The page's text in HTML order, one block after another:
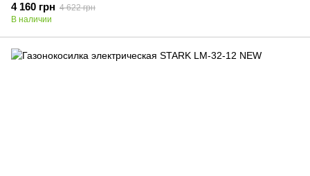
4 160 грн 4 622 грн
В наличии